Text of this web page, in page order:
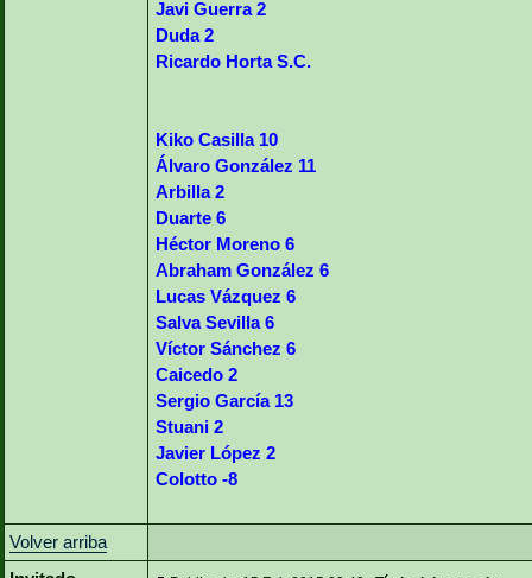
Javi Guerra 2
Duda 2
Ricardo Horta S.C.
Kiko Casilla 10
Álvaro González 11
Arbilla 2
Duarte 6
Héctor Moreno 6
Abraham González 6
Lucas Vázquez 6
Salva Sevilla 6
Víctor Sánchez 6
Caicedo 2
Sergio García 13
Stuani 2
Javier López 2
Colotto -8
Volver arriba